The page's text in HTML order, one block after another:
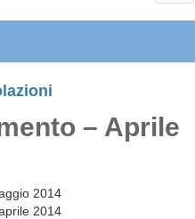
– Aprile
2014
2014